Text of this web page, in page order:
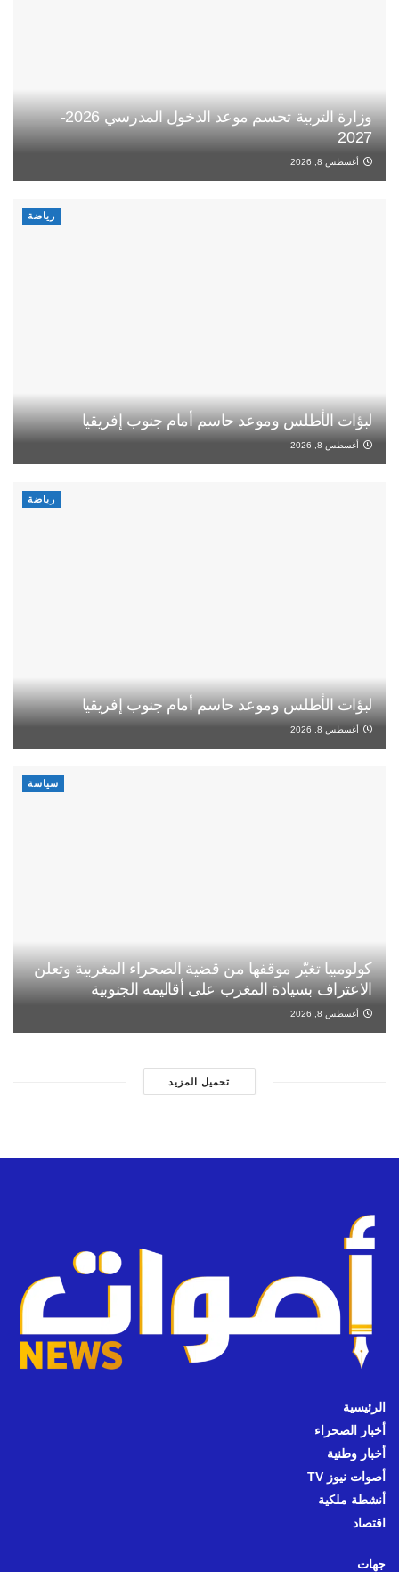
وزارة التربية تحسم موعد الدخول المدرسي 2026-
2027
أغسطس 8, 2026
رياضة
لبؤات الأطلس وموعد حاسم أمام جنوب إفريقيا
أغسطس 8, 2026
رياضة
لبؤات الأطلس وموعد حاسم أمام جنوب إفريقيا
أغسطس 8, 2026
سياسة
كولومبيا تغيّر موقفها من قضية الصحراء المغربية وتعلن
الاعتراف بسيادة المغرب على أقاليمه الجنوبية
أغسطس 8, 2026
تحميل المزيد
الرئيسية
أخبار الصحراء
أخبار وطنية
أصوات نيوز TV
أنشطة ملكية
اقتصاد
جهات